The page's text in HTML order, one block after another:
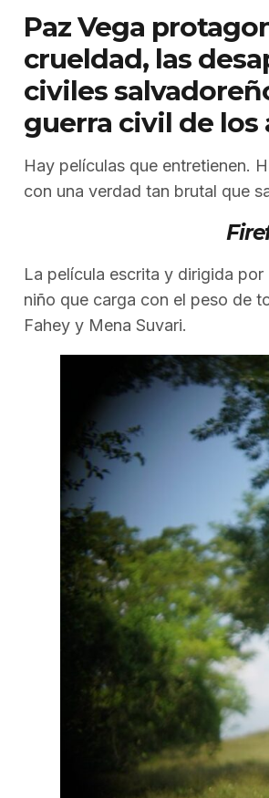
Paz Vega
crueldad, las
civiles
guerra civil de los
Hay películas que entretienen.
con una verdad tan brutal que
La película escrita y dirigida
niño que carga con el peso de
Fahey y Mena Suvari.